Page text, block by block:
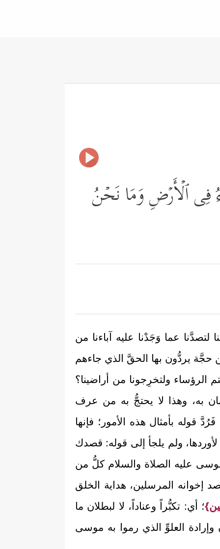
فِی ٱلۡأَرۡضِ وَمَا نَحۡنُ
لتصدَّنا عما وَجَدْنا عليه آباءنا من
حجَّة يردُّون بها الحقَّ الذي جاءهم
الرؤساء ولتخرِجونا من أراضينا؟
به، وهذا لا يحتجُّ به من عرف
قوله بأمثال هذه الأمور؛ فإنها
ولم يلجأ إلى قوله: قصدك
عليه الصلاة والسلام كلُّ من
المرسلين، هداية الخلق
؛ أي: تكبُّراً وعناداً، لا لبطلان ما
العلوِّ الذي رموا به موسى